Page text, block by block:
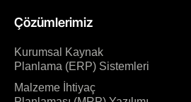
Çözümlerimiz
Kurumsal Kaynak
Planlama (ERP) Sistemleri
Malzeme İhtiyaç